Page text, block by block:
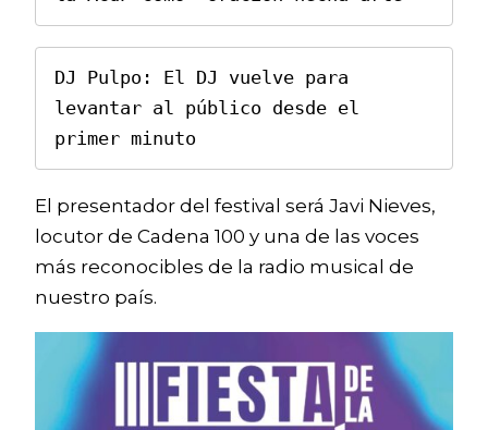
DJ Pulpo: El DJ vuelve para
levantar al público desde el
El presentador del festival será Javi Nieves,
locutor de Cadena 100 y una de las voces
más reconocibles de la radio musical de
nuestro país.